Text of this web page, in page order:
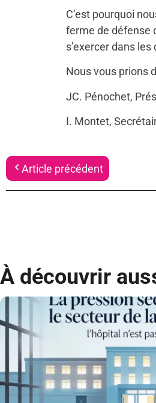
C’est pourquoi
ferme de défense
s’exercer dans
Nous vous prions
JC. Pénochet,
I. Montet,
Article précédent
À découvrir